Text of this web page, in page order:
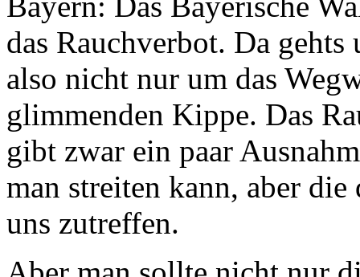
das Rauchverbot. Da
also nicht nur um das
glimmenden Kippe. Das
gibt zwar ein paar
man streiten kann, aber
uns zutreffen.